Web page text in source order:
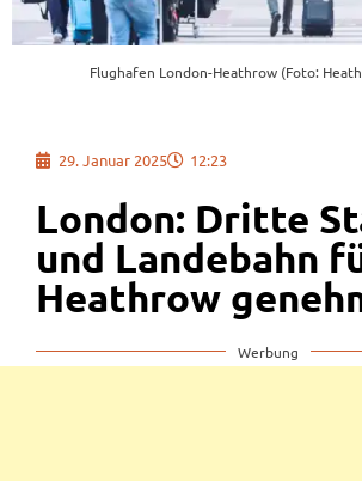
Flughafen London-Heathrow (Foto:
29. Januar 2025 12:23
London: Dritte
und Landebahn
Heathrow
Werbung